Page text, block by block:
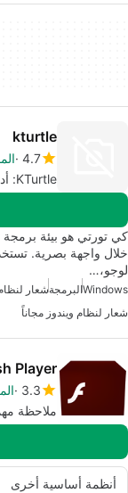
kturtle
4.7
KTurtle: أداة برمجة سهلة الاستخدام
كي تورتي هو بيئة
لوجو،…
Windowsالبرمجةشعار
شعار لنظام ويندوز مجاناً
Player
3.3
ملاحظة مهمة:
أنظمة أساسية أخرى